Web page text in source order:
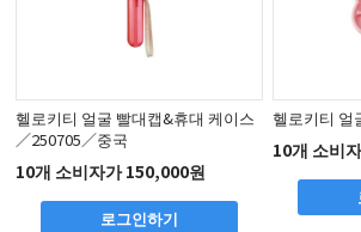
헬로키티 얼굴 빨대캡&휴대 케이스
／250705／중국
10개 소비자가 150,000원
로그인하기
헬로키티 얼
10개 소비